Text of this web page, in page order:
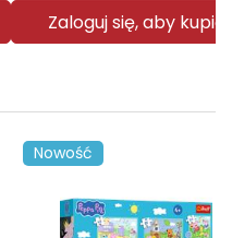
Zaloguj się, aby kupić
Nowość